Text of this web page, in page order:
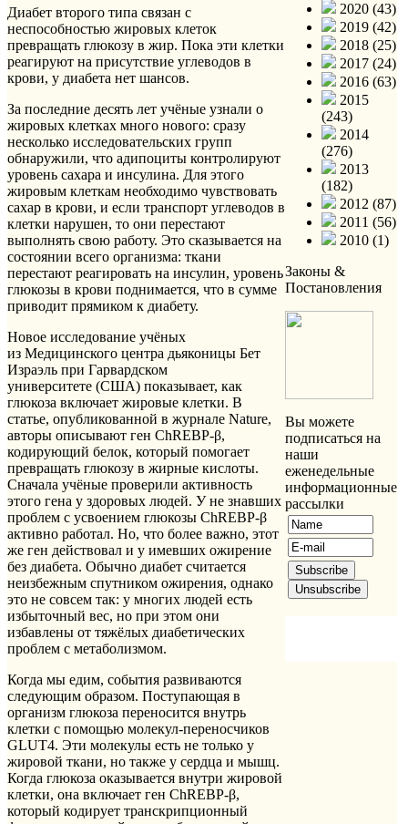
Диабет второго типа связан с
неспособностью жировых клеток
превращать глюкозу в жир. Пока эти клетки
реагируют на присутствие углеводов в
крови, у диабета нет шансов.
За последние десять лет учёные узнали о
жировых клетках много нового: сразу
несколько исследовательских групп
обнаружили, что адипоциты контролируют
уровень сахара и инсулина. Для этого
жировым клеткам необходимо чувствовать
сахар в крови, и если транспорт углеводов в
клетки нарушен, то они перестают
выполнять свою работу. Это сказывается на
состоянии всего организма: ткани
перестают реагировать на инсулин, уровень
глюкозы в крови поднимается, что в сумме
приводит прямиком к диабету.
Новое исследование учёных
из Медицинского центра дьяконицы Бет
Израэль при Гарвардском
университете (США) показывает, как
глюкоза включает жировые клетки. В
статье, опубликованной в журнале Nature,
авторы описывают ген ChREBP-β,
кодирующий белок, который помогает
превращать глюкозу в жирные кислоты.
Сначала учёные проверили активность
этого гена у здоровых людей. У не знавших
проблем с усвоением глюкозы ChREBP-β
активно работал. Но, что более важно, этот
же ген действовал и у имевших ожирение
без диабета. Обычно диабет считается
неизбежным спутником ожирения, однако
это не совсем так: у многих людей есть
избыточный вес, но при этом они
избавлены от тяжёлых диабетических
проблем с метаболизмом.
Когда мы едим, события развиваются
следующим образом. Поступающая в
организм глюкоза переносится внутрь
клетки с помощью молекул-переносчиков
GLUT4. Эти молекулы есть не только у
жировой ткани, но также у сердца и мышц.
Когда глюкоза оказывается внутри жировой
клетки, она включает ген ChREBP-β,
который кодирует транскрипционный
2020 (43)
2019 (42)
2018 (25)
2017 (24)
2016 (63)
2015
(243)
2014
(276)
2013
(182)
2012 (87)
2011 (56)
2010 (1)
Законы &
Постановления
Вы можете
подписаться на
наши
еженедельные
информационные
рассылки